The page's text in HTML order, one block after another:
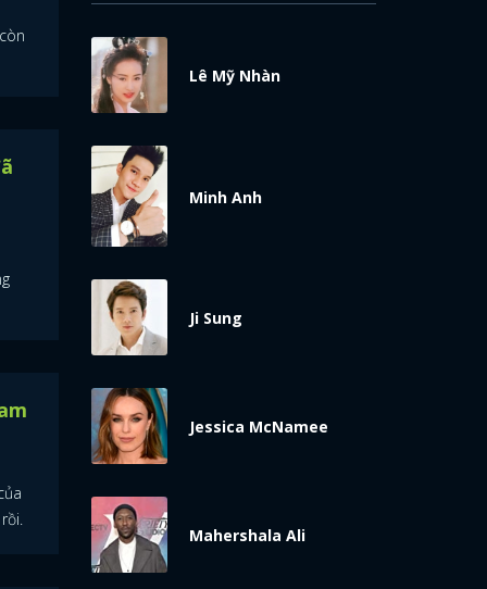
Lê Mỹ Nhàn
Minh Anh
Ji Sung
Jessica McNamee
Mahershala Ali